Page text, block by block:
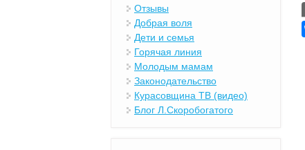
Отзывы
Добрая воля
Дети и семья
Горячая линия
Молодым мамам
Законодательство
Курасовщина ТВ (видео)
Блог Л.Скоробогатого